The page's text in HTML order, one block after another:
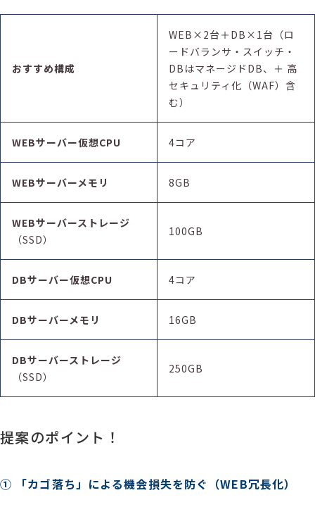
おすすめ構成
WEB×2台＋DB×1台（ロ
ードバランサ・スイッチ・
DBはマネージドDB、＋ 高
セキュリティ化（WAF）含
む）
WEBサーバー仮想CPU 4コア
WEBサーバーメモリ 8GB
WEBサーバーストレージ
（SSD）
100GB
DBサーバー仮想CPU 4コア
DBサーバーメモリ 16GB
DBサーバーストレージ
（SSD）
250GB
提案のポイント！
① 「カゴ落ち」による機会損失を防ぐ（WEB冗長化）